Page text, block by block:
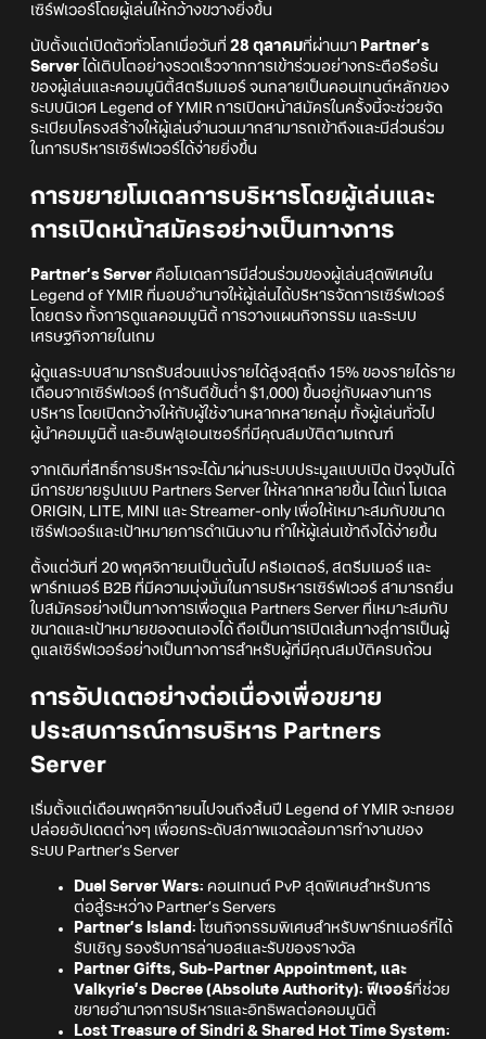
เซิร์ฟเวอร์โดยผู้เล่นให้กว้างขวางยิ่งขึ้น
นับตั้งแต่เปิดตัวทั่วโลกเมื่อวันที่ 28 ตุลาคมที่ผ่านมา Partner’s
Server ได้เติบโตอย่างรวดเร็วจากการเข้าร่วมอย่างกระตือรือร้น
ของผู้เล่นและคอมมูนิตี้สตรีมเมอร์ จนกลายเป็นคอนเทนต์หลักของ
ระบบนิเวศ Legend of YMIR การเปิดหน้าสมัครในครั้งนี้จะช่วยจัด
ระเบียบโครงสร้างให้ผู้เล่นจำนวนมากสามารถเข้าถึงและมีส่วนร่วม
ในการบริหารเซิร์ฟเวอร์ได้ง่ายยิ่งขึ้น
การขยายโมเดลการบริหารโดยผู้เล่นและ
การเปิดหน้าสมัครอย่างเป็นทางการ
Partner’s Server คือโมเดลการมีส่วนร่วมของผู้เล่นสุดพิเศษใน
Legend of YMIR ที่มอบอำนาจให้ผู้เล่นได้บริหารจัดการเซิร์ฟเวอร์
โดยตรง ทั้งการดูแลคอมมูนิตี้ การวางแผนกิจกรรม และระบบ
เศรษฐกิจภายในเกม
ผู้ดูแลระบบสามารถรับส่วนแบ่งรายได้สูงสุดถึง 15% ของรายได้ราย
เดือนจากเซิร์ฟเวอร์ (การันตีขั้นต่ำ $1,000) ขึ้นอยู่กับผลงานการ
บริหาร โดยเปิดกว้างให้กับผู้ใช้งานหลากหลายกลุ่ม ทั้งผู้เล่นทั่วไป
ผู้นำคอมมูนิตี้ และอินฟลูเอนเซอร์ที่มีคุณสมบัติตามเกณฑ์
จากเดิมที่สิทธิ์การบริหารจะได้มาผ่านระบบประมูลแบบเปิด ปัจจุบันได้
มีการขยายรูปแบบ Partners Server ให้หลากหลายขึ้น ได้แก่ โมเดล
ORIGIN, LITE, MINI และ Streamer-only เพื่อให้เหมาะสมกับขนาด
เซิร์ฟเวอร์และเป้าหมายการดำเนินงาน ทำให้ผู้เล่นเข้าถึงได้ง่ายขึ้น
ตั้งแต่วันที่ 20 พฤศจิกายนเป็นต้นไป ครีเอเตอร์, สตรีมเมอร์ และ
พาร์ทเนอร์ B2B ที่มีความมุ่งมั่นในการบริหารเซิร์ฟเวอร์ สามารถยื่น
ใบสมัครอย่างเป็นทางการเพื่อดูแล Partners Server ที่เหมาะสมกับ
ขนาดและเป้าหมายของตนเองได้ ถือเป็นการเปิดเส้นทางสู่การเป็นผู้
ดูแลเซิร์ฟเวอร์อย่างเป็นทางการสำหรับผู้ที่มีคุณสมบัติครบถ้วน
การอัปเดตอย่างต่อเนื่องเพื่อขยาย
ประสบการณ์การบริหาร Partners
Server
เริ่มตั้งแต่เดือนพฤศจิกายนไปจนถึงสิ้นปี Legend of YMIR จะทยอย
ปล่อยอัปเดตต่างๆ เพื่อยกระดับสภาพแวดล้อมการทำงานของ
ระบบ Partner’s Server
Duel Server Wars: คอนเทนต์ PvP สุดพิเศษสำหรับการ
ต่อสู้ระหว่าง Partner’s Servers
Partner’s Island: โซนกิจกรรมพิเศษสำหรับพาร์ทเนอร์ที่ได้
รับเชิญ รองรับการล่าบอสและรับของรางวัล
Partner Gifts, Sub-Partner Appointment, และ
Valkyrie’s Decree (Absolute Authority): ฟีเจอร์ที่ช่วย
ขยายอำนาจการบริหารและอิทธิพลต่อคอมมูนิตี้
Lost Treasure of Sindri & Shared Hot Time System: